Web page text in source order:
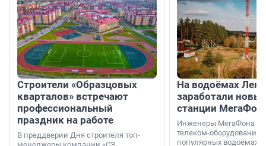
Строители «Образцовых
кварталов» встречают
профессиональный
праздник на работе
В преддверии Дня строителя топ-
На водоёмах
заработали
станции
Инженеры МегаФона
телеком-оборудование
популярных водоёмах